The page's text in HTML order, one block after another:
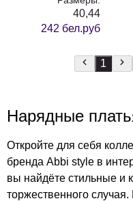
40,44
242 бел.руб
1
Нарядные
Откройте для себя
бренда Abbi style в
вы найдёте стильные и
торжественного